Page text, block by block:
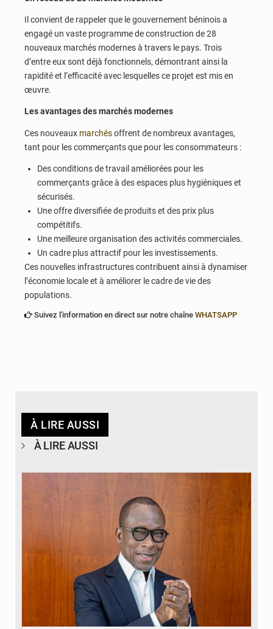
Il convient de rappeler que le gouvernement béninois a
engagé un vaste programme de construction de 28
nouveaux marchés modernes à travers le pays. Trois
d’entre eux sont déjà fonctionnels, démontrant ainsi la
rapidité et l’efficacité avec lesquelles ce projet est mis en
œuvre.
Les avantages des marchés modernes
Ces nouveaux marchésoffrent de nombreux avantages,
tant pour les commerçants que pour les consommateurs :
Des conditions de travail améliorées pour les
commerçants grâce à des espaces plus hygiéniques et
sécurisés.
Une offre diversifiée de produitset des prix plus
compétitifs.
Une meilleure organisation des activités commerciales.
Un cadre plus attractif pour les investissements.
Ces nouvelles infrastructures contribuent ainsi à dynamiser
l’économie locale et à améliorer le cadre de vie des
populations.
Suivez l'information en direct sur notre chaîne WHATSAPP
À LIRE AUSSI
À LIRE AUSSI